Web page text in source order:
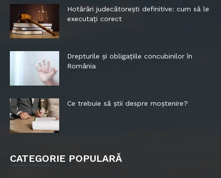
Hotărâri judecătorești definitive: cum să le
executați corect
Drepturile și obligațiile concubinilor în
România
Ce trebuie să știi despre moștenire?
CATEGORIE POPULARĂ